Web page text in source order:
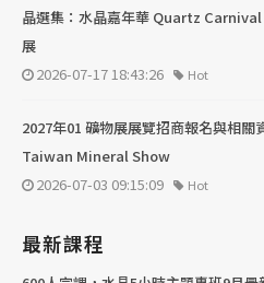
晶選集：水晶嘉年華 Quartz
展
2026-07-17 18:43:26
Hot
2027年01 礦物展展覽招商報名與相
Taiwan Mineral Show
2026-07-03 09:15:09
Hot
最新課程